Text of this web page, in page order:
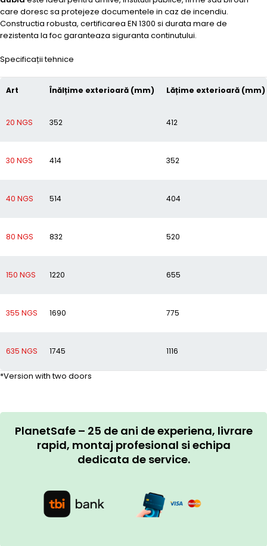
care doresc sa protejeze documentele in caz de incendiu.
Constructia robusta, certificarea EN 1300 si durata mare de
rezistenta la foc garanteaza siguranta continutului.
Specificații tehnice
Art Înălțime exterioară (mm) Lățime exterioară (mm)
20 NGS 352 412
30 NGS 414 352
40 NGS 514 404
80 NGS 832 520
150 NGS 1220 655
355 NGS 1690 775
635 NGS 1745 1116
*Version with two doors
PlanetSafe – 25 de ani de experiena, livrare
rapid, montaj profesional si echipa
dedicata de service.